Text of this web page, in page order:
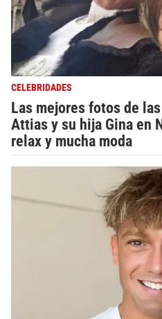
CELEBRIDADES
Las mejores fotos de
Attias y su hija Gina en
relax y mucha moda